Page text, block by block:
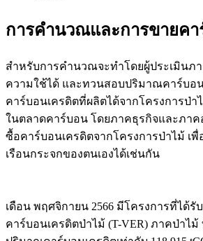
การคำนวณและการขายคา
สำหรับการคำนวณจะทำโดยผู้ประเมินภ
ความใช้ได้ และทวนสอบปริมาณคาร์บอ
คาร์บอนเครดิตที่ผลิตได้จากโครงการป่า
ในตลาดคาร์บอน โดยภาคธุรกิจและภา
ซื้อคาร์บอนเครดิตจากโครงการป่าไม้ เ
เรือนกระจกของตนเองได้เช่นกัน
เดือน พฤศจิกายน 2566 มีโครงการที่ได้
คาร์บอนเครดิตป่าไม้ (T-VER) ภาคป่าไม้